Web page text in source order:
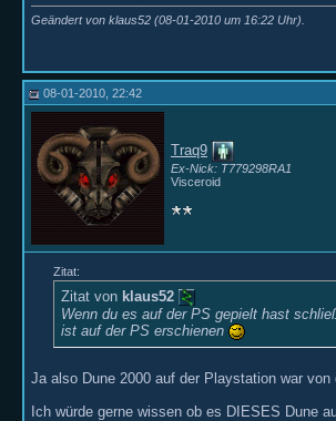
Geändert von klaus52 (08-01-2010 um 16:22 Uhr).
08-01-2010, 22:42
Traq9
Ex-Nick: T779298RA1
Visceroid
Zitat:
Zitat von klaus52
Wenn du es auf der PS gepielt hast
ist auf der PS erschienen
Ja also Dune 2000 auf der Playstation war
Ich würde gerne wissen ob es DIESES Dune